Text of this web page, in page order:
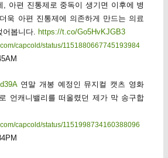
, 아편 진통제로 중독이 생기면 이후에 병
욱 아편 진통제에 의존하게 만드는 의료
어봅니다. https://t.co/Go5HvKJGB3
capcold/status/1151880667745193984
연말 개봉 예정인 뮤지컬 캣츠 영화
언캐니밸리를 떠올렸던 제가 막 송구합
capcold/status/1151998734160388096